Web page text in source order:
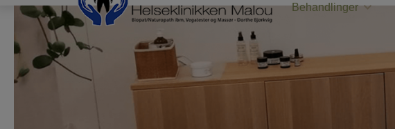
Behandlinger